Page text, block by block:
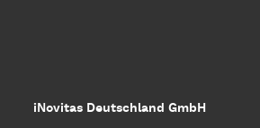
iNovitas Deutschland GmbH